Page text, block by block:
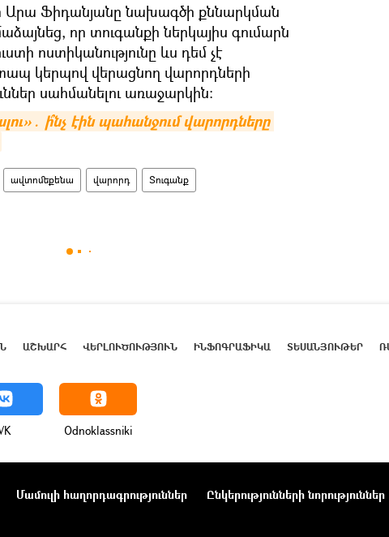
Ֆիդանյանը նախագծի քննարկման
որ տուգանքի ներկայիս գումարն
ոստիկանությունը ևս դեմ չէ
կերպով վերացնող վարորդների
սահմանելու առաջարկին։
ի՞նչ էին պահանջում վարորդները
ավտոմեքենա վարորդ Տուգանք
ԱՇԽԱՐՀ ՎԵՐԼՈՒԾՈՒԹՅՈՒՆ ԻՆՖՈԳՐԱՖԻԿԱ ՏԵՍԱՆՅՈՒԹԵՐ
Odnoklassniki
Մամուլի հաղորդագրություններ Ընկերությունների նորություններ